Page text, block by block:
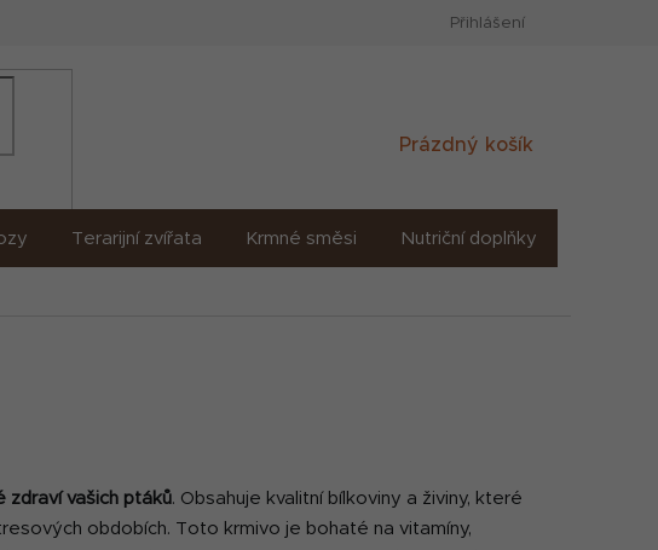
(AI) Přihlášení
Nákupní
Prázdný košík
Terarijní zvířata Krmné směsi Nutriční doplňky
zdraví vašich ptáků. Obsahuje kvalitní bílkoviny a živiny, které
obdobích. Toto krmivo je bohaté na vitamíny,